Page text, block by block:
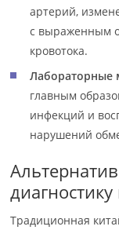
артерий,
с выраженным
кровотока.
Лабораторные
главным
инфекций и
нарушений
Традиционная